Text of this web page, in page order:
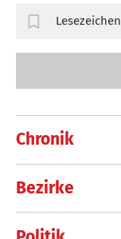
Chronik
Bezirke
Lesezeichen